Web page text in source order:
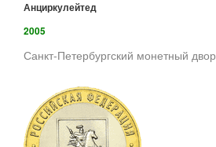
Анциркулейтед
2005
Санкт-Петербургский монетный двор